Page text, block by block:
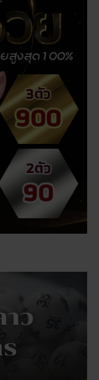
าแรง 3 ตัว 2 ตัว